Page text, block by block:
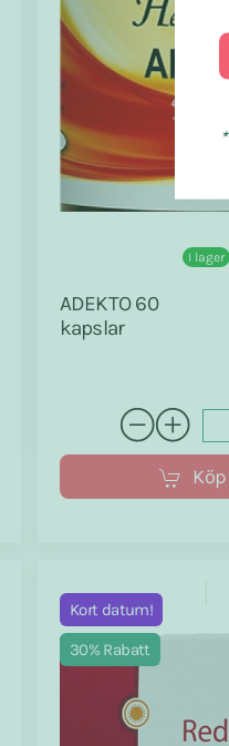
I lager
ADEKTO 60
kapslar
Kort datum!
30% Rabatt